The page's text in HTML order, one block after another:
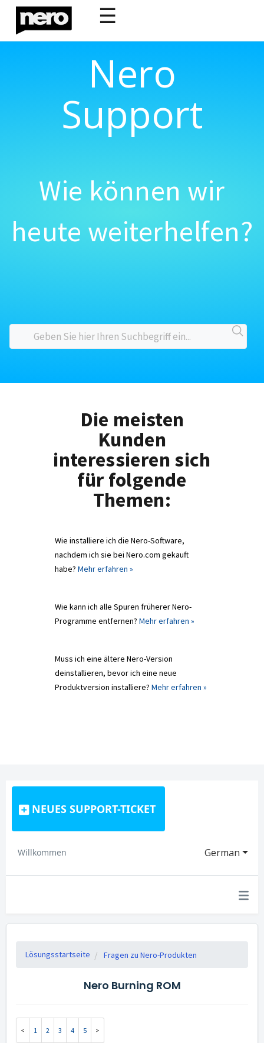
☰
Nero
Support
Wie können wir
heute weiterhelfen?
Die meisten
Kunden
interessieren sich
für folgende
Themen:
Wie installiere ich die Nero-Software,
nachdem ich sie bei Nero.com gekauft
habe? Mehr erfahren »
Wie kann ich alle Spuren früherer Nero-
Programme entfernen? Mehr erfahren »
Muss ich eine ältere Nero-Version
deinstallieren, bevor ich eine neue
Produktversion installiere? Mehr erfahren »
NEUES SUPPORT-TICKET
German
Willkommen
Lösungsstartseite Fragen zu Nero-Produkten
Nero Burning ROM
1 2 3 4 5